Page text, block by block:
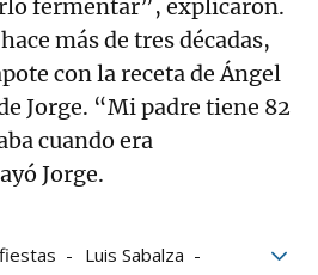
fermentar”, explicaron.
más de tres décadas,
con la receta de Ángel
Jorge. “Mi padre tiene 82
cuando era
Jorge.
fiestas
Luis Sabalza